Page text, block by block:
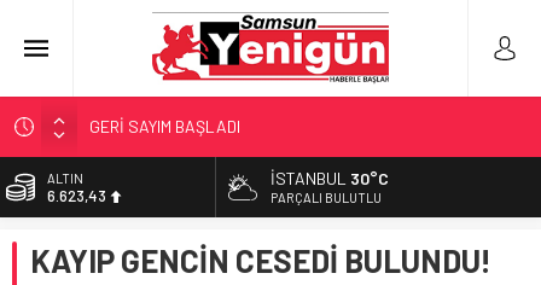
GERİ SAYIM BAŞLADI
SAMSUNSPOR’DA HEDEF 5’İNCİLİK!
‘BAFRA’YA YATIRIM YAPIN!’
YÖNETİCİ SEÇERKEN YAPILAN EN BÜYÜK HATALAR
ALTIN
6.623,43
13.785,25
İSTANBUL 30°C
PARÇALI BULUTLU
KAYIP GENCİN CESEDİ BULUNDU!